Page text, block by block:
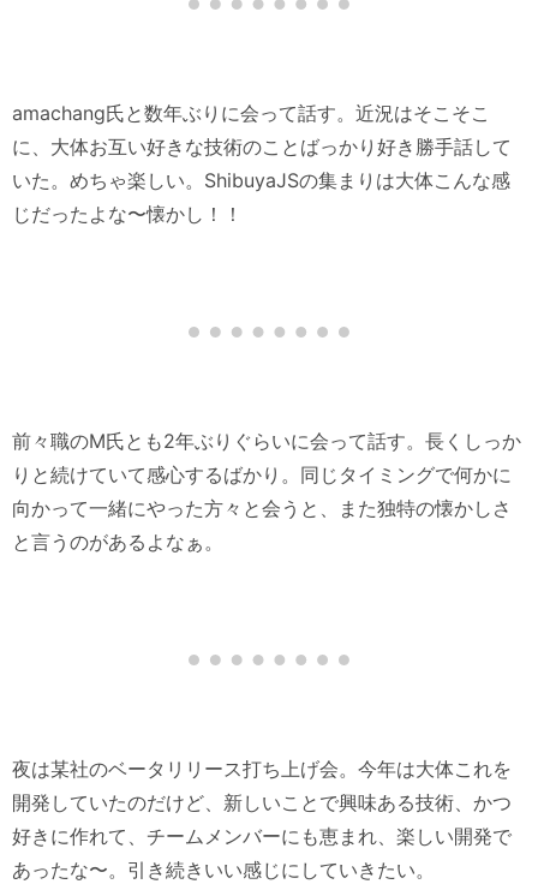
amachang氏と数年ぶりに会って話す。近況はそこそこ
に、大体お互い好きな技術のことばっかり好き勝手話して
いた。めちゃ楽しい。ShibuyaJSの集まりは大体こんな感
じだったよな〜懐かし！！
前々職のM氏とも2年ぶりぐらいに会って話す。長くしっか
りと続けていて感心するばかり。同じタイミングで何かに
向かって一緒にやった方々と会うと、また独特の懐かしさ
と言うのがあるよなぁ。
夜は某社のベータリリース打ち上げ会。今年は大体これを
開発していたのだけど、新しいことで興味ある技術、かつ
好きに作れて、チームメンバーにも恵まれ、楽しい開発で
あったな〜。引き続きいい感じにしていきたい。